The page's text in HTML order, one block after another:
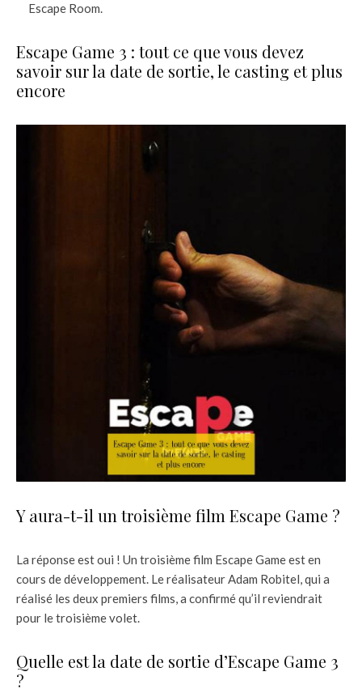
Escape Room.
Escape Game 3 : tout ce que vous devez
savoir sur la date de sortie, le casting et plus
encore
Y aura-t-il un troisième film Escape Game ?
La réponse est oui ! Un troisième film Escape Game est en
cours de développement. Le réalisateur Adam Robitel, qui a
réalisé les deux premiers films, a confirmé qu’il reviendrait
pour le troisième volet.
Quelle est la date de sortie d’Escape Game 3
?